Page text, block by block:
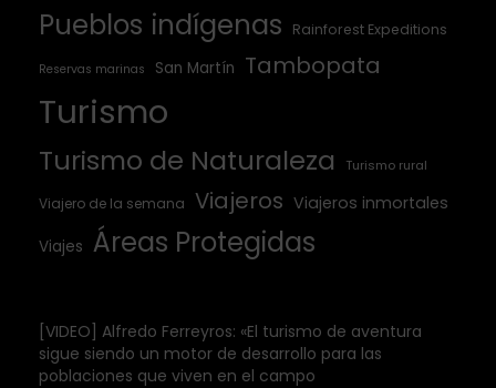
Pueblos indígenas Rainforest Expeditions
Reservas marinas San Martín Tambopata
Turismo
Turismo de Naturaleza Turismo rural
Viajero de la semana Viajeros Viajeros inmortales
Viajes Áreas Protegidas
[VIDEO] Alfredo Ferreyros: «El turismo de aventura
sigue siendo un motor de desarrollo para las
poblaciones que viven en el campo